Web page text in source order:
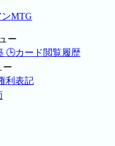
MTG
ー
🕒カード閲覧履歴
ー
利表記